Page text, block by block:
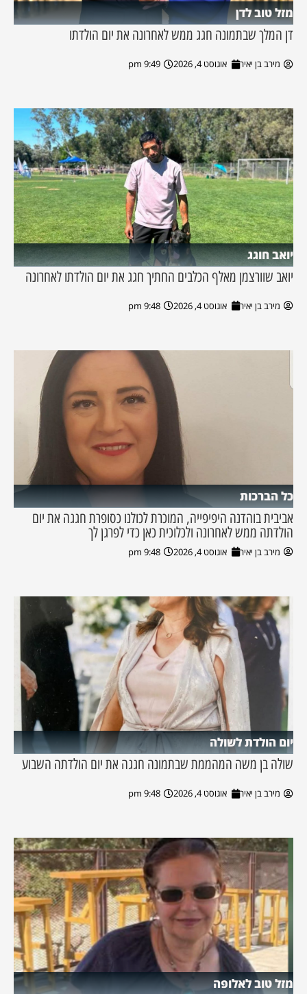
מזל טוב לדן
דן המלך שבתמונה חגג ממש לאחרונה את יום הולדתו
מירב בן יאיר אוגוסט 4, 2026 9:49 pm
יואב חוגג
יואב שוורצמן מאלף הכלבים החתיך חגג את יום הולדתו לאחרונה
מירב בן יאיר אוגוסט 4, 2026 9:48 pm
כל הברכות
אביבית בוהדנה היפיפייה, המוכרת לכולנו כסופרת חגגה את יום
הולדתה ממש לאחרונה ולכלוכית כאן כדי לפרגן לך
מירב בן יאיר אוגוסט 4, 2026 9:48 pm
יום הולדת לשולה
שולה בן משה המהממת שבתמונה חגגה את יום הולדתה השבוע
מירב בן יאיר אוגוסט 4, 2026 9:48 pm
מזל טוב לאלופה